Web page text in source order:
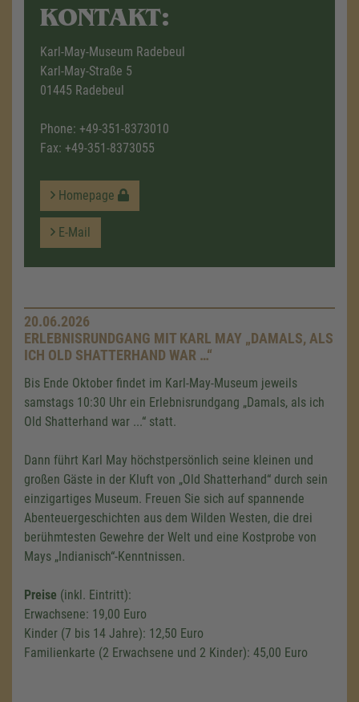
KONTAKT:
Karl-May-Museum Radebeul
Karl-May-Straße 5
01445 Radebeul
Phone: +49-351-8373010
Fax: +49-351-8373055
Homepage
E-Mail
20.06.2026
ERLEBNISRUNDGANG MIT KARL MAY „DAMALS, ALS
ICH OLD SHATTERHAND WAR …“
Bis Ende Oktober findet im Karl-May-Museum jeweils
samstags 10:30 Uhr ein Erlebnisrundgang „Damals, als ich
Old Shatterhand war ...“ statt.
Dann führt Karl May höchstpersönlich seine kleinen und
großen Gäste in der Kluft von „Old Shatterhand“ durch sein
einzigartiges Museum. Freuen Sie sich auf spannende
Abenteuergeschichten aus dem Wilden Westen, die drei
berühmtesten Gewehre der Welt und eine Kostprobe von
Mays „Indianisch“-Kenntnissen.
Preise (inkl. Eintritt):
Erwachsene: 19,00 Euro
Kinder (7 bis 14 Jahre): 12,50 Euro
Familienkarte (2 Erwachsene und 2 Kinder): 45,00 Euro